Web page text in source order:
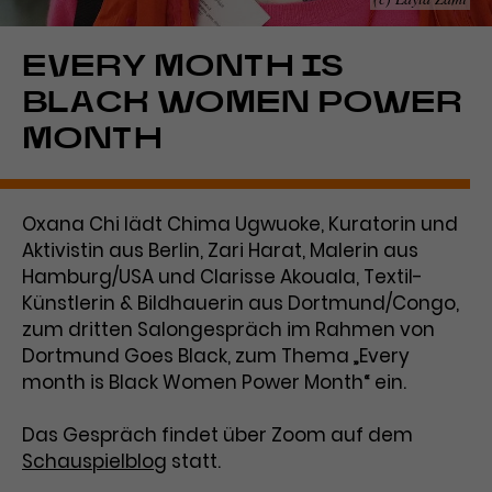
Zweck
Dieses Cookie wird von Google
Analytics installiert. Das Cookie
wird verwendet, um Informationen
Besucher*innen eine Website
eines Analyseberichts über die
Performance der Website. Die
erhobenen Daten umfassen in
anonymisierter Form die Anzahl
der Besuche, die Quelle, aus der sie
stammen, und die besuchten
Seiten.
Name _gat_UA-63561367-1
Anbieter Google Ads
Laufzeit 3 Monate
Zweck
Dieses Cookie speichert
Informationen zu Werbeklicks und
dient der Zuordnung von
Conversions zu Google Ads-
Kampagnen.
Name _gcl_dc
Anbieter Google / DoubleClick
EVERY MONTH IS
BLACK WOMEN POWER
MONTH
Oxana Chi lädt Chima Ugwuoke, Kuratorin und
Aktivistin aus Berlin, Zari Harat, Malerin aus
Hamburg/USA und Clarisse Akouala, Textil-
Künstlerin & Bildhauerin aus Dortmund/Congo,
zum dritten Salongespräch im Rahmen von
Dortmund Goes Black, zum Thema „Every
month is Black Women Power Month“ ein.
Das Gespräch findet über Zoom auf dem
Schauspielblog statt.